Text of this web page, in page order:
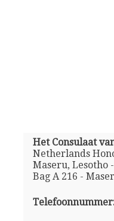
Het Consulaat
Netherlands
Maseru, Lesotho
Bag A 216 -